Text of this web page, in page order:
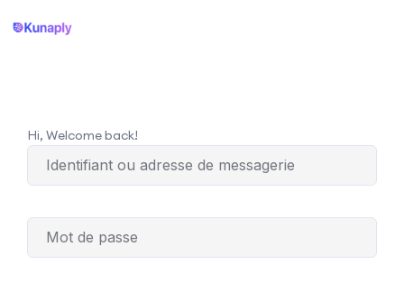
Hi, Welcome back!